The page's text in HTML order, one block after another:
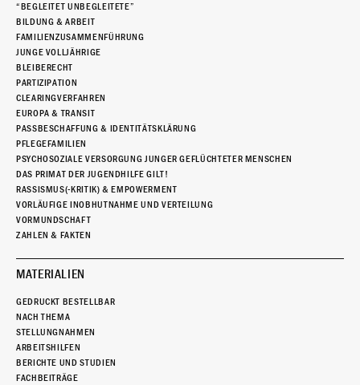
“BEGLEITET UNBEGLEITETE”
BILDUNG & ARBEIT
FAMILIENZUSAMMENFÜHRUNG
JUNGE VOLLJÄHRIGE
BLEIBERECHT
PARTIZIPATION
CLEARINGVERFAHREN
EUROPA & TRANSIT
PASSBESCHAFFUNG & IDENTITÄTSKLÄRUNG
PFLEGEFAMILIEN
PSYCHOSOZIALE VERSORGUNG JUNGER GEFLÜCHTETER MENSCHEN
DAS PRIMAT DER JUGENDHILFE GILT!
RASSISMUS(-KRITIK) & EMPOWERMENT
VORLÄUFIGE INOBHUTNAHME UND VERTEILUNG
VORMUNDSCHAFT
ZAHLEN & FAKTEN
MATERIALIEN
GEDRUCKT BESTELLBAR
NACH THEMA
STELLUNGNAHMEN
ARBEITSHILFEN
BERICHTE UND STUDIEN
FACHBEITRÄGE